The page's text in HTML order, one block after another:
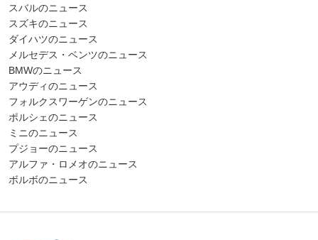
スバルのニュース
スズキのニュース
ダイハツのニュース
メルセデス・ベンツのニュース
BMWのニュース
アウディのニュース
フォルクスワーゲンのニュース
ポルシェのニュース
ミニのニュース
プジョーのニュース
アルファ・ロメオのニュース
ボルボのニュース